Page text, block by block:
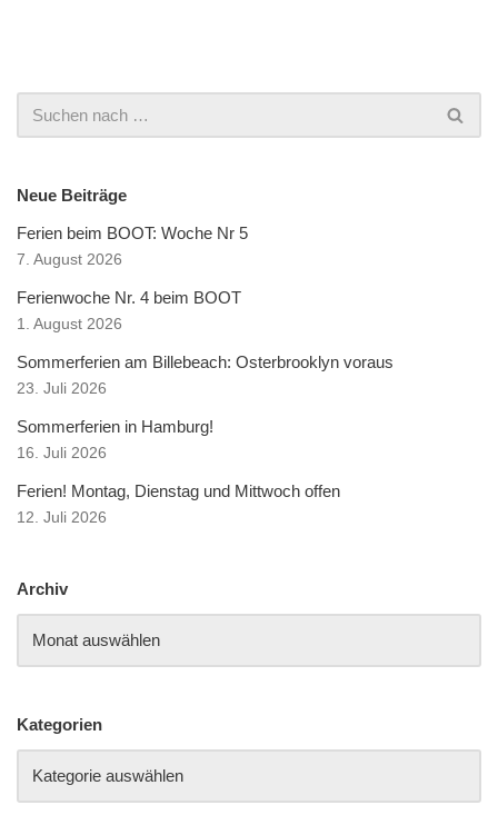
Neue Beiträge
Ferien beim BOOT: Woche Nr 5
7. August 2026
Ferienwoche Nr. 4 beim BOOT
1. August 2026
Sommerferien am Billebeach: Osterbrooklyn voraus
23. Juli 2026
Sommerferien in Hamburg!
16. Juli 2026
Ferien! Montag, Dienstag und Mittwoch offen
12. Juli 2026
Archiv
Kategorien